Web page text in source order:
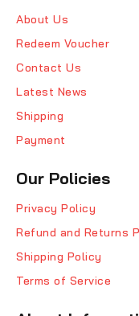
About Us
Redeem Voucher
Contact Us
Latest News
Shipping
Payment
Our Policies
Privacy Policy
Refund and Returns
Shipping Policy
Terms of Service